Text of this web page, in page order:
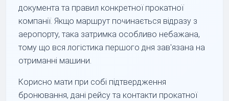
документа та правил конкретної прокатної
компанії. Якщо маршрут починається відразу з
аеропорту, така затримка особливо небажана,
тому що вся логістика першого дня зав'язана на
отриманні машини.
Корисно мати при собі підтвердження
бронювання, дані рейсу та контакти прокатної